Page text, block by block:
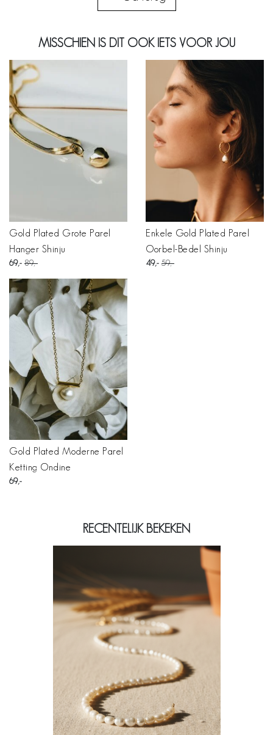
MISSCHIEN IS DIT OOK IETS VOOR JOU
Gold Plated Grote Parel
Hanger Shinju
69 89
Enkele Gold Plated Parel
Oorbel-Bedel Shinju
49 59
Gold Plated Moderne Parel
Ketting Ondine
69
RECENTELIJK BEKEKEN